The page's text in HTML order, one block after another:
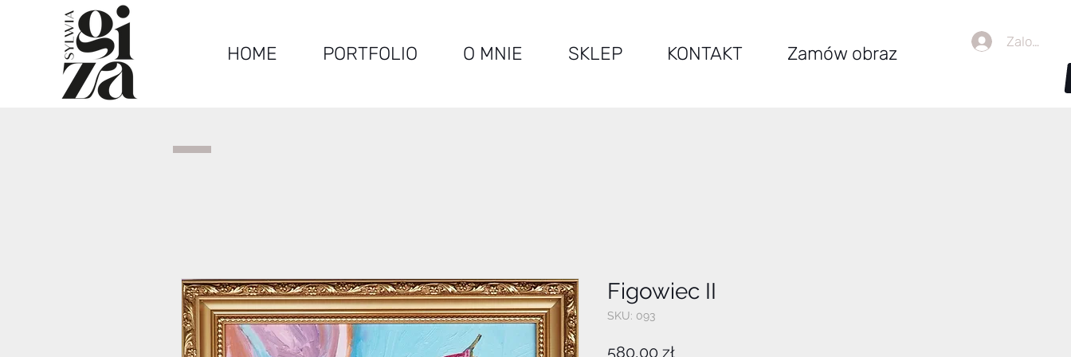
HOME PORTFOLIO O MNIE SKLEP KONTAKT Zamów obraz
Zaloguj się
Figowiec II
SKU: 093
580,00 złCena